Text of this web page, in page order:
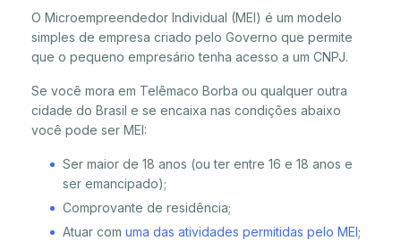
O Microempreendedor Individual (MEI) é um modelo
simples de empresa criado pelo Governo que permite
que o pequeno empresário tenha acesso a um CNPJ.
Se você mora em Telêmaco Borba ou qualquer outra
cidade do Brasil e se encaixa nas condições abaixo
você pode ser MEI:
Ser maior de 18 anos (ou ter entre 16 e 18 anos e
ser emancipado);
Comprovante de residência;
Atuar com uma das atividades permitidas pelo MEI;